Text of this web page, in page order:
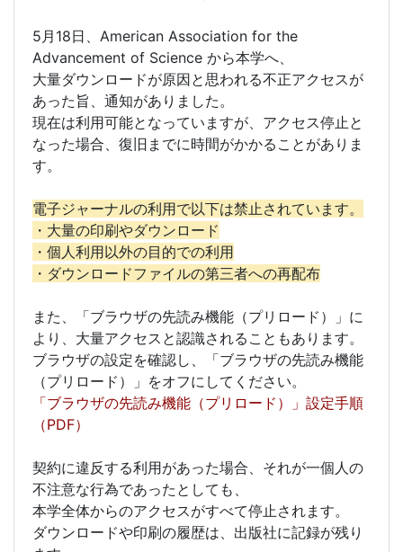
5月18日、American Association for the
Advancement of Science から本学へ、
大量ダウンロードが原因と思われる不正アクセスが
あった旨、通知がありました。
現在は利用可能となっていますが、アクセス停止と
なった場合、復旧までに時間がかかることがありま
す。
電子ジャーナルの利用で以下は禁止されています。
・大量の印刷やダウンロード
・個人利用以外の目的での利用
・ダウンロードファイルの第三者への再配布
また、「ブラウザの先読み機能（プリロード）」に
より、大量アクセスと認識されることもあります。
ブラウザの設定を確認し、「ブラウザの先読み機能
（プリロード）」をオフにしてください。
「ブラウザの先読み機能（プリロード）」設定手順
（PDF）
契約に違反する利用があった場合、それが一個人の
不注意な行為であったとしても、
本学全体からのアクセスがすべて停止されます。
ダウンロードや印刷の履歴は、出版社に記録が残り